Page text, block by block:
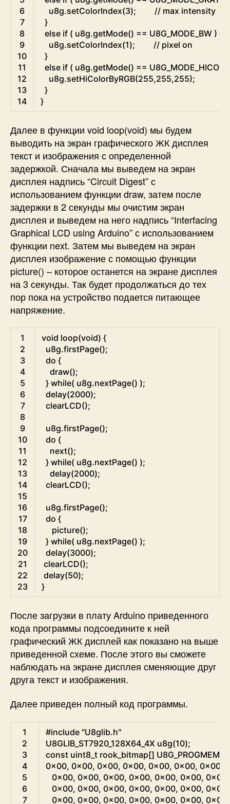
6
7
8
9
10
11
12
13
14
u8g.setColorIndex(3);
// max intensity
}
else if ( u8g.getMode() == U8G_MODE BW ) {
u8g.setColorIndex(1);
// pixel on
}
else if ( u8g.getMode() == U8G_MODE
u8g.setHiColorByRGB(255,255,255);
}
}
Далее в функции void loop(void) мы будем
выводить на экран графического ЖК дисплея
текст и изображения с определенной
задержкой. Сначала мы выведем на экран
дисплея надпись “Circuit Digest” с
использованием функции draw, затем после
задержки в 2 секунды мы очистим экран
дисплея и выведем на него надпись “Interfacing
Graphical LCD using Arduino” с использованием
функции next. Затем мы выведем на экран
дисплея изображение с помощью функции
picture() – которое останется на экране дисплея
на 3 секунды. Так будет продолжаться до тех
пор пока на устройство подается питающее
напряжение.
1
2
3
4
5
6
7
8
9
10
11
12
13
14
15
16
17
18
19
20
21
22
23
void loop(void) {
u8g.firstPage();
do {
draw();
} while( u8g.nextPage() );
delay(2000);
clearLCD();
u8g.firstPage();
do {
next();
} while( u8g.nextPage() );
delay(2000);
clearLCD();
u8g.firstPage();
do {
picture();
} while( u8g.nextPage() );
delay(3000);
clearLCD();
delay(50);
}
После загрузки в плату Arduino приведенного
кода программы подсоедините к ней
графический ЖК дисплей как показано на выше
приведенной схеме. После этого вы сможете
наблюдать на экране дисплея сменяющие друг
друга текст и изображения.
Далее приведен полный код программы.
1
2
3
4
5
6
7
#include "U8glib.h"
U8GLIB_ST7920_128X64 4X u8g(10);
const uint8 t rook_bitmap[] U8G_PROGMEM
0x00, 0x00, 0x00, 0x00, 0x00, 0x00, 0x00
0x00, 0x00, 0x00, 0x00, 0x00, 0x00, 0x00
0x00, 0x00, 0x00, 0x00, 0x00, 0x00, 0x00
0x00, 0x00, 0x00, 0x00, 0x00, 0x00, 0x00